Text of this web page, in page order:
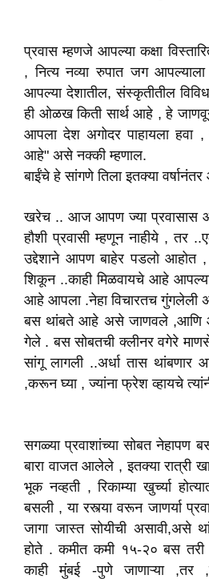
प्रवास म्हणजे आपल्या कक्षा
, नित्य नव्या रुपात जग
आपल्या देशातील, संस्कृतीतील
ही ओळख किती सार्थ आहे , हे
आपला देश अगोदर पाहायला हवा
आहे" असे नक्की म्हणाल.
बाईंचे हे सांगणे तिला इतक्या
खरेच .. आज आपण ज्या प्रवासास
हौशी प्रवासी म्हणून नाहीये , तर
उद्देशाने आपण बाहेर पडलो
शिकून ..काही मिळवायचे आहे
आहे आपला .नेहा विचारतच गुंगलेली
बस थांबते आहे असे जाणवले ,आणि
गेले . बस सोबतची क्लीनर वगेरे माणसे
सांगू लागली ..अर्धा तास थांबणार
,करून घ्या , ज्यांना फ्रेश व्हायचे
सगळ्या प्रवाशांच्या सोबत नेहापण
बारा वाजत आलेले , इतक्या रात्री
भूक नव्हती , रिकाम्या खुर्च्या
बसली , या रस्त्या वरून जाणर्या
जागा जास्त सोयीची असावी,असे
होते . कमीत कमी १५-२० बस तरी
काही मुंबई -पुणे जाणाऱ्या ,तर